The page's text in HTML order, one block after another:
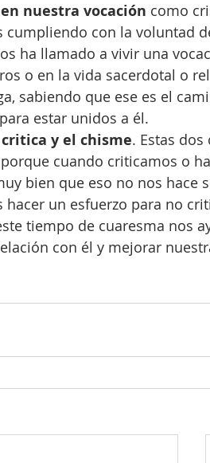
nuestra vocación como
con la voluntad
ha llamado a vivir una
o en la vida sacerdotal o
sabiendo que ese es el
estar unidos a él.
y el chisme. Estas
cuando criticamos o
bien que eso no nos hace
un esfuerzo para no
tiempo de cuaresma nos
con él y mejorar